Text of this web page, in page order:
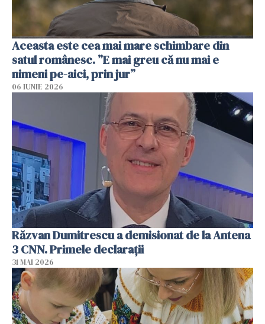
Aceasta este cea mai mare schimbare din
satul românesc. ”E mai greu că nu mai e
nimeni pe-aici, prin jur”
06 IUNIE 2026
Răzvan Dumitrescu a demisionat de la Antena
3 CNN. Primele declarații
31 MAI 2026